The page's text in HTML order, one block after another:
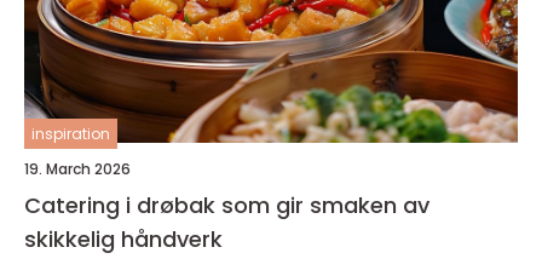
inspiration
19. March 2026
Catering i drøbak som gir smaken av
skikkelig håndverk